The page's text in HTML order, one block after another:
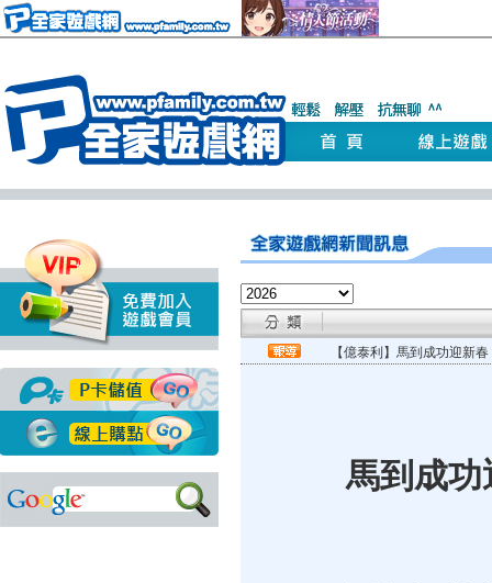
【億泰利】馬到成功迎新
馬到成功